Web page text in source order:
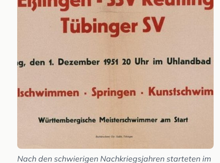
Nach den schwierigen Nachkriegsjahren starteten im